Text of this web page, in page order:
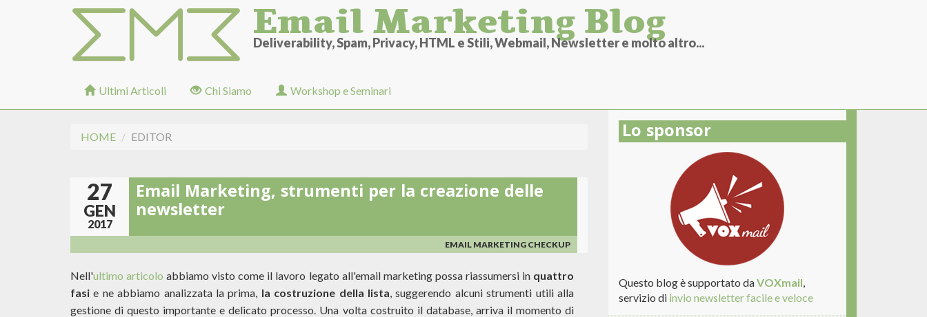
Email Marketing Blog
Deliverability, Spam, Privacy, HTML e Stili, Webmail, Newsletter e molto altro...
Ultimi Articoli Chi Siamo Workshop e Seminari
HOME EDITOR
27
GEN
2017
Email Marketing, strumenti per la creazione delle
newsletter
EMAIL MARKETING CHECKUP
Nell'ultimo articolo abbiamo visto come il lavoro legato all'email marketing possa riassumersi in quattro
fasi e ne abbiamo analizzata la prima, la costruzione della lista, suggerendo alcuni strumenti utili alla
gestione di questo importante e delicato processo. Una volta costruito il database, arriva il momento di
Lo sponsor
Questo blog è supportato daVOXmail,
servizio di invio newsletter facile e veloce